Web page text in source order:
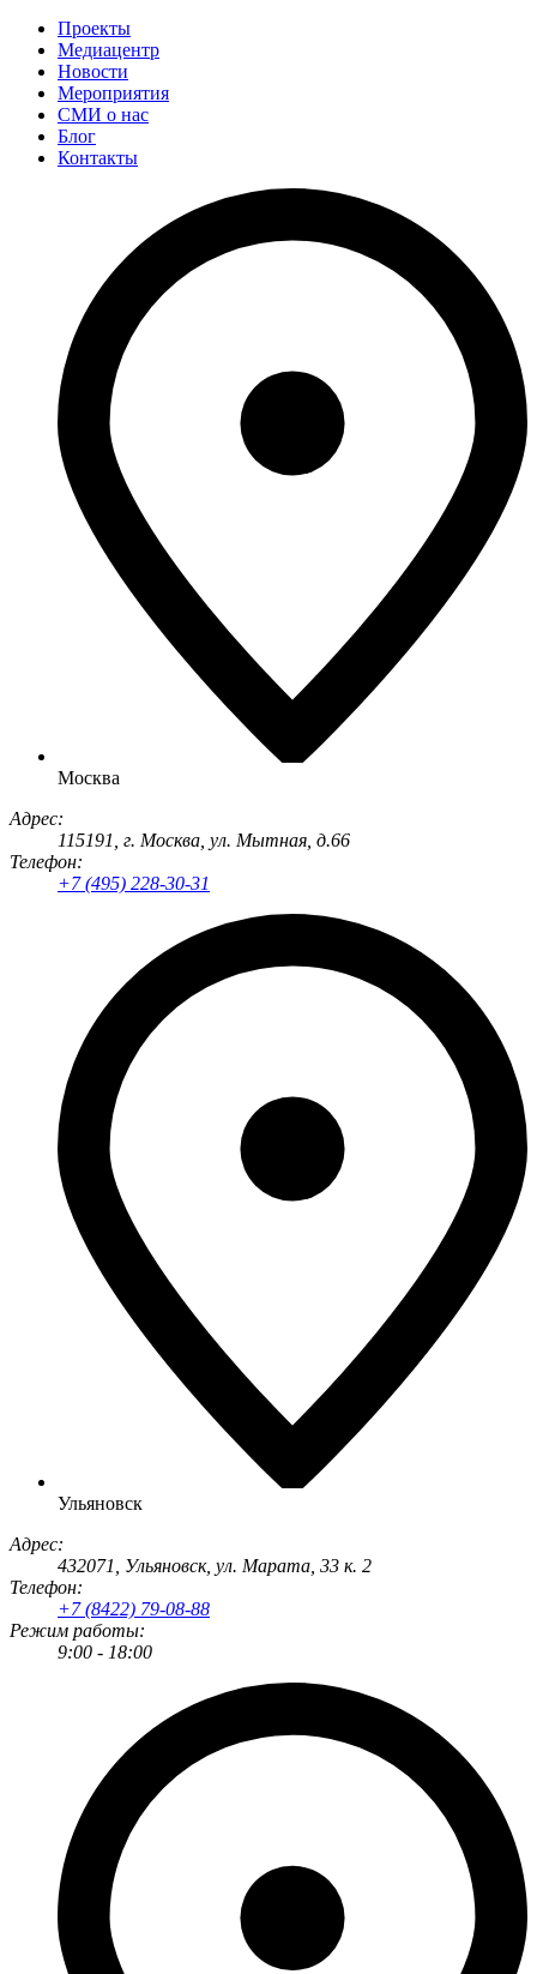
Проекты
Медиацентр
Новости
Мероприятия
СМИ о нас
Блог
Контакты
Москва
Адрес:
115191 , г. Москва ул. Мытная, д.66
Телефон:
+7 (495) 228-30-31
Ульяновск
Адрес:
432071, Ульяновск, ул. Марата, 33 к. 2
Телефон:
+7 (8422) 79-08-88
Режим работы:
9:00 - 18:00